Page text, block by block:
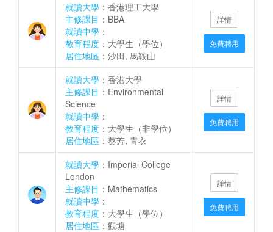
就讀大學 ：香港理工大學
主修課目 ：BBA
就讀中學 ：
教育程度 ：大學生（學位）
居住地區 ：沙田, 馬鞍山
詳情
免費聘用
就讀大學 ：香港大學
主修課目 ：Environmental
Science
就讀中學 ：
教育程度 ：大學生（非學位）
居住地區 ：葵芳, 青衣
詳情
免費聘用
就讀大學 ：Imperial College
London
主修課目 ：Mathematics
就讀中學 ：
教育程度 ：大學生（學位）
居住地區 ：觀塘
詳情
免費聘用